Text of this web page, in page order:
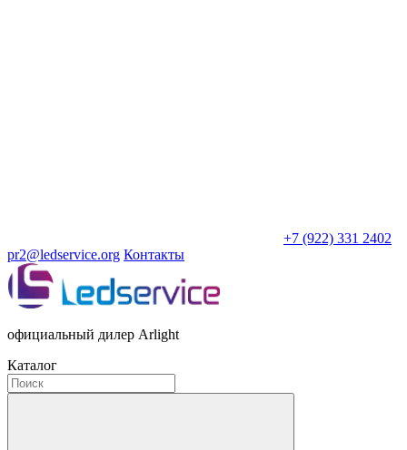
+7 (922) 331 2402
pr2@ledservice.org Контакты
официальный дилер Arlight
Каталог